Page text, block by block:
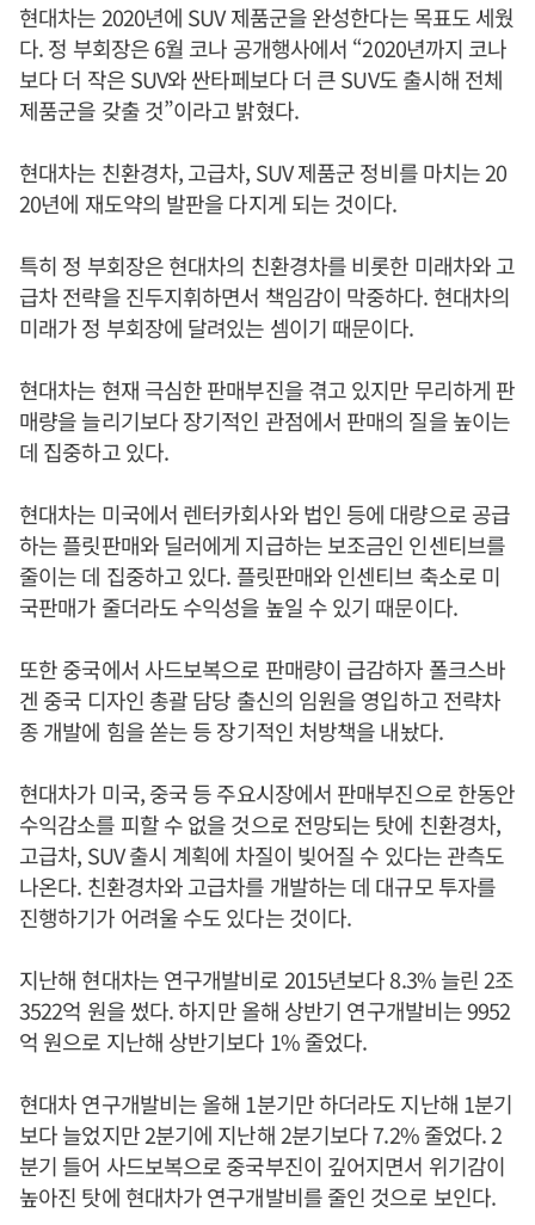
현대차는 2020년에 SUV 제품군을 완성한다는 목표도 세웠
다. 정 부회장은 6월 코나 공개행사에서 “2020년까지 코나
보다 더 작은 SUV와 싼타페보다 더 큰 SUV도 출시해 전체
제품군을 갖출 것”이라고 밝혔다.
현대차는 친환경차, 고급차, SUV 제품군 정비를 마치는 20
20년에 재도약의 발판을 다지게 되는 것이다.
특히 정 부회장은 현대차의 친환경차를 비롯한 미래차와 고
급차 전략을 진두지휘하면서 책임감이 막중하다. 현대차의
미래가 정 부회장에 달려있는 셈이기 때문이다.
현대차는 현재 극심한 판매부진을 겪고 있지만 무리하게 판
매량을 늘리기보다 장기적인 관점에서 판매의 질을 높이는
데 집중하고 있다.
현대차는 미국에서 렌터카회사와 법인 등에 대량으로 공급
하는 플릿판매와 딜러에게 지급하는 보조금인 인센티브를
줄이는 데 집중하고 있다. 플릿판매와 인센티브 축소로 미
국판매가 줄더라도 수익성을 높일 수 있기 때문이다.
또한 중국에서 사드보복으로 판매량이 급감하자 폴크스바
겐 중국 디자인 총괄 담당 출신의 임원을 영입하고 전략차
종 개발에 힘을 쏟는 등 장기적인 처방책을 내놨다.
현대차가 미국, 중국 등 주요시장에서 판매부진으로 한동안
수익감소를 피할 수 없을 것으로 전망되는 탓에 친환경차,
고급차, SUV 출시 계획에 차질이 빚어질 수 있다는 관측도
나온다. 친환경차와 고급차를 개발하는 데 대규모 투자를
진행하기가 어려울 수도 있다는 것이다.
지난해 현대차는 연구개발비로 2015년보다 8.3% 늘린 2조
3522억 원을 썼다. 하지만 올해 상반기 연구개발비는 9952
억 원으로 지난해 상반기보다 1% 줄었다.
현대차 연구개발비는 올해 1분기만 하더라도 지난해 1분기
보다 늘었지만 2분기에 지난해 2분기보다 7.2% 줄었다. 2
분기 들어 사드보복으로 중국부진이 깊어지면서 위기감이
높아진 탓에 현대차가 연구개발비를 줄인 것으로 보인다.